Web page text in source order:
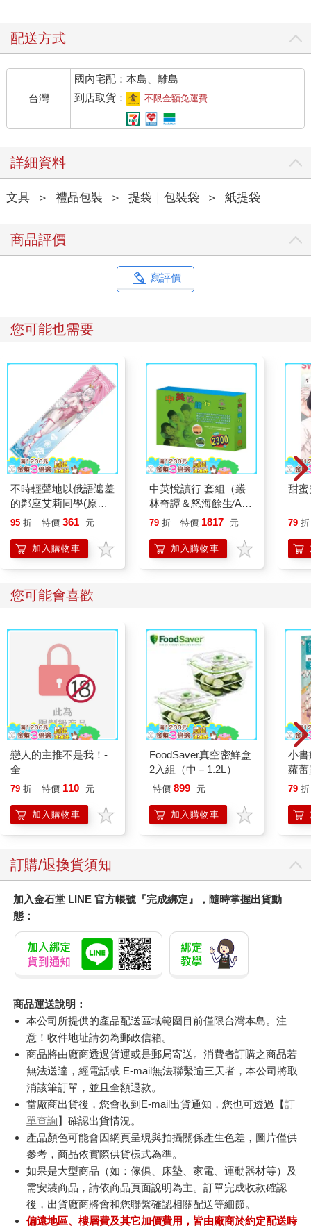
配送方式
台灣
國內宅配：本島、離島
到店取貨：
不限金額免運費
詳細資料
文具 ＞ 禮品包裝 ＞ 提袋｜包裝袋 ＞ 紙提袋
商品評價
寫評價
推薦必看
一本書終結你的拖延
症：透過「小行動」打
開大腦的行動開關，懶
的37個科學方法
79 折 特價 237 元
加入購物車
臺灣漫遊錄
79 折 特價 300 元
加入購物車
請解
79 折
您可能也需要
不時輕聲地以俄語遮羞
的鄰座艾莉同學(原作)
夏祭毛巾 E
95 折 特價 361 元
加入購物車
中英悅讀行 套組（叢
林奇譚＆怒海餘生∕A
Big, Blue Marble∕The
小鹿斑比）
79 折 特價 1817
加入購物車
甜
79 折
您可能會喜歡
戀人的主推不是我！-
79 折 特價 110 元
加入購物車
FoodSaver真空密鮮盒
2入組（中－1.2L）
特價 899 元 79
訂購/退換貨須知
加入金石堂 LINE 官方帳號『完成綁定』，隨時掌握出貨動
態：